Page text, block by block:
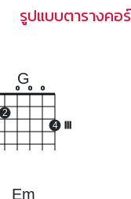
รูปแบบตารางคอ
G
2
o o o
4
Em